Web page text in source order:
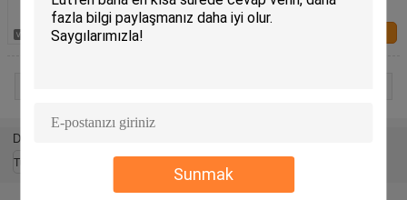
Sunmak
banyo, ayaklı ayaklı dezenfeksiyon banyosu
Dil değiştir
Turkish